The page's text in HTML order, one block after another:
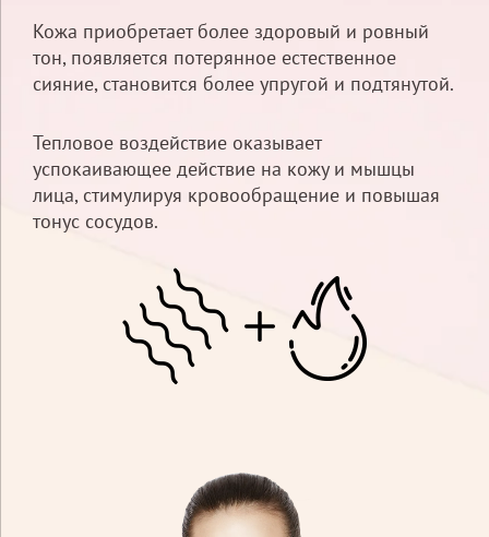
Кожа приобретает более здоровый и ровный
тон, появляется потерянное естественное
сияние, становится более упругой и подтянутой.
Тепловое воздействие оказывает
успокаивающее действие на кожу и мышцы
лица, стимулируя кровообращение и повышая
тонус сосудов.